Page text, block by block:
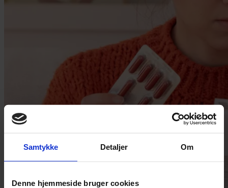
Samtykke Detaljer Om
Denne hjemmeside bruger cookies